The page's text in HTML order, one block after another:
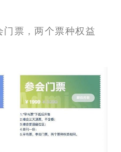
门票，两个票种权益